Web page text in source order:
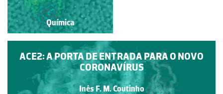
Química
ACE2: A PORTA DE ENTRADA PARA O NOVO
CORONAVÍRUS
Inês F. M. Coutinho
Química